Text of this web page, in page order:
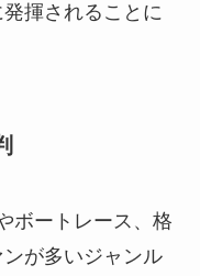
揮されることに
ボートレース、格
が多いジャンル